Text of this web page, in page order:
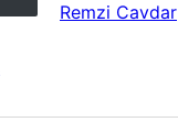
Remzi Cavdar